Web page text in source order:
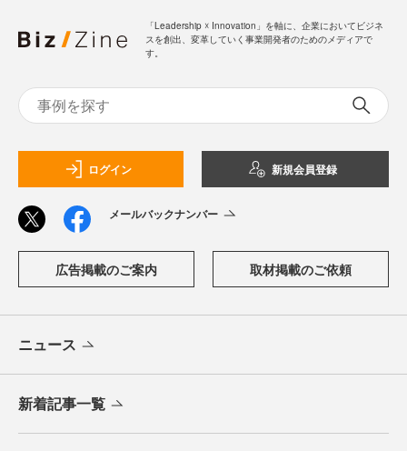
「Leadership ☓ Innovation」を軸に、企業においてビジネ
スを創出、変革していく事業開発者のためのメディアで
す。
ログイン 新規会員登録
メールバックナンバー
広告掲載のご案内 取材掲載のご依頼
ニュース
新着記事一覧